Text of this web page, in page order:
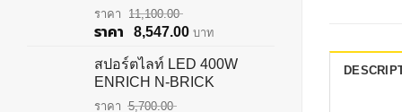
11,100.00
Original
was:
฿11,100.00.
8,547.00Current
is:
฿8,547.00.
บาท
สปอร์ตไลท์ LED 400W
ENRICH N-BRICK
5,700.00